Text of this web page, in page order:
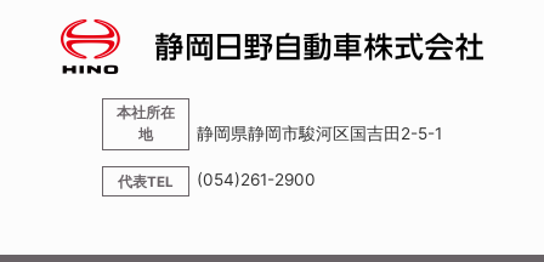
本社所在
地
静岡県静岡市駿河区国吉田2-5-1
代表TEL (054)261-2900